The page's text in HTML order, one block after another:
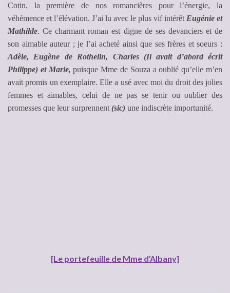
Cotin, la première de nos romancières pour l’énergie, la
véhémence et l’élévation. J’ai lu avec le plus vif intérêt Eugénie et
Mathilde. Ce charmant roman est digne de ses devanciers et de
son aimable auteur ; je l’ai acheté ainsi que ses frères et soeurs :
Adèle, Eugène de Rothelin, Charles (Il avait d’abord écrit
Philippe) et Marie, puisque Mme de Souza a oublié qu’elle m’en
avait promis un exemplaire. Elle a usé avec moi du droit des jolies
femmes et aimables, celui de ne pas se tenir ou oublier des
promesses que leur surprennent (sic) une indiscrète importunité.
[Le portefeuille de Mme d’Albany]